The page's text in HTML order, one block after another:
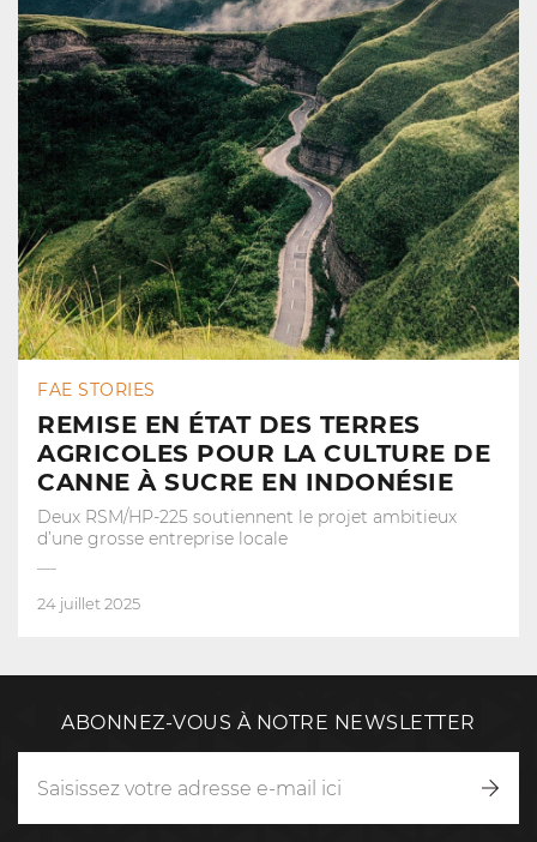
FAE STORIES
REMISE EN ÉTAT DES TERRES
AGRICOLES POUR LA CULTURE DE
CANNE À SUCRE EN INDONÉSIE
Deux RSM/HP-225 soutiennent le projet ambitieux
d’une grosse entreprise locale
24 juillet 2025
ABONNEZ-VOUS À NOTRE NEWSLETTER